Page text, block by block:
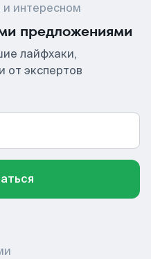
интересном
предложениями
лайфхаки,
от экспертов